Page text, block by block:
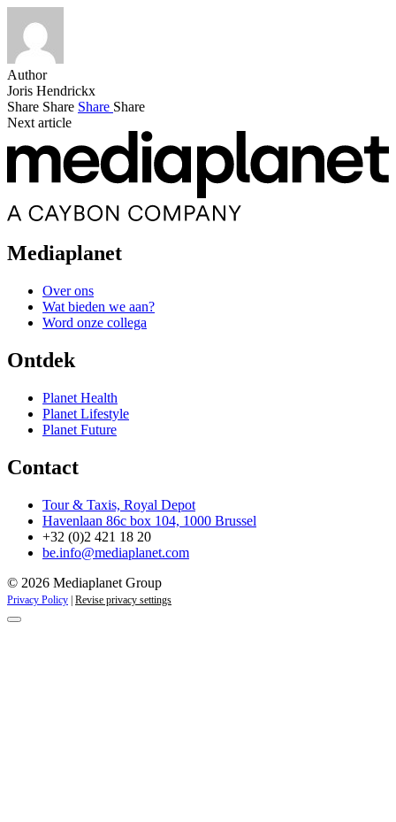
Author
Joris Hendrickx
Share Share Share Share
Next article
Mediaplanet
Over ons
Wat bieden we aan?
Word onze collega
Ontdek
Planet Health
Planet Lifestyle
Planet Future
Contact
Tour & Taxis, Royal Depot
Havenlaan 86c box 104, 1000 Brussel
+32 (0)2 421 18 20
be.info@mediaplanet.com
© 2026 Mediaplanet Group
Privacy Policy Revise privacy settings